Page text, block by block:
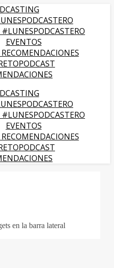
EVENTOS
EVENTOS
en la barra lateral